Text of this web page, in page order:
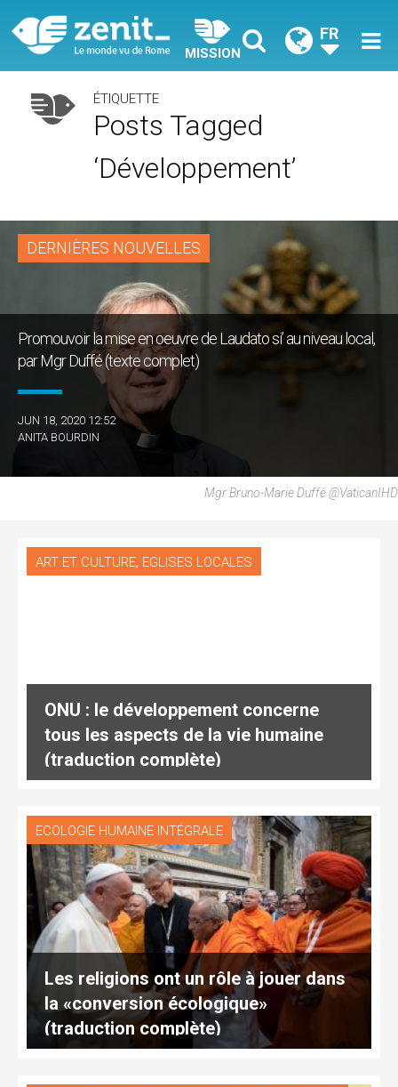
MISSION
FR
ÉTIQUETTE
Posts Tagged
‘développement’
DERNIÈRES NOUVELLES
Promouvoir la mise en oeuvre de Laudato si’ au niveau local,
par Mgr Duffé (texte complet)
JUN 18, 2020 12:52
ANITA BOURDIN
Mgr Bruno-Marie Duffé @VaticanIHD
ART ET CULTURE, EGLISES LOCALES
ONU : le développement concerne
tous les aspects de la vie humaine
(traduction complète)
ECOLOGIE HUMAINE INTÉGRALE
Les religions ont un rôle à jouer dans
la «conversion écologique»
(traduction complète)